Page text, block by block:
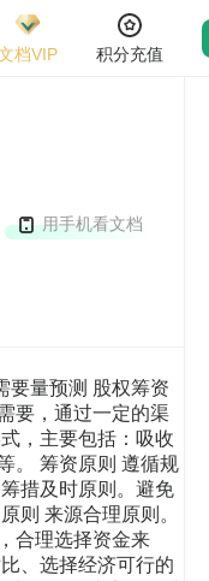
档VIP
积分充值
用手机看文档
要量预测 股权筹资
要，通过一定的渠
，主要包括：吸收
。 筹资原则 遵循规
措及时原则。避免
则 来源合理原则。
合理选择资金来
、选择经济可行的